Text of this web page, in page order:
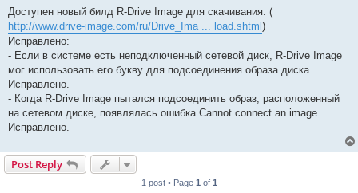
s
Доступен новый билд R-Drive Image для скачивания. (
http://www.drive-image.com/ru/Drive_Ima ... load.shtml )
Исправлено:
- Если в системе есть неподключенный сетевой диск, R-Drive Image
мог использовать его букву для подсоединения образа диска.
Исправлено.
- Когда R-Drive Image пытался подсоединить образ, расположенный
на сетевом диске, появлялась ошибка Cannot connect an image.
Исправлено.
Post Reply
1 post • Page 1 of 1